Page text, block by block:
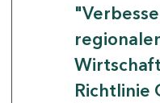
Richtlinie